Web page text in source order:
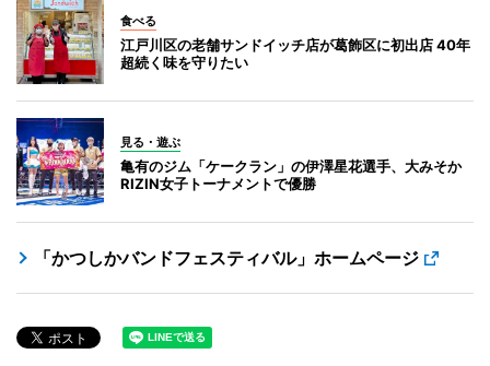
食べる
江戸川区の老舗サンドイッチ店が葛飾区に初出店 40年
超続く味を守りたい
見る・遊ぶ
亀有のジム「ケークラン」の伊澤星花選手、大みそか
RIZIN女子トーナメントで優勝
「かつしかバンドフェスティバル」ホームページ